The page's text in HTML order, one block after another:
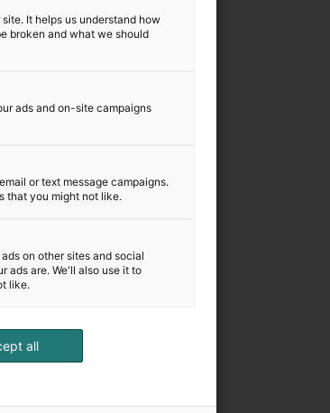
It helps us understand how
broken and what we should
ads and on-site campaigns
or text message campaigns.
that you might not like.
on other sites and social
ads are. We'll also use it to
like.
all